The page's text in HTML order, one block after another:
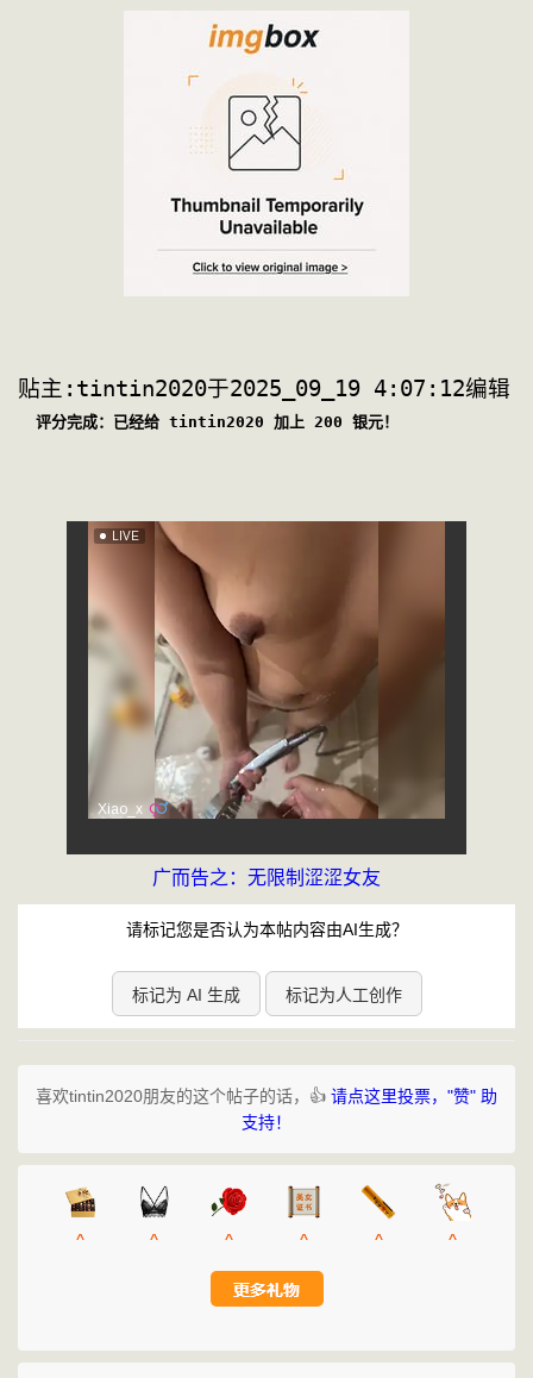
贴主:tintin2020于2025_09_19 4:07:12编辑
评分完成：已经给 tintin2020 加上 200 银元！
广而告之：无限制涩涩女友
请标记您是否认为本帖内容由AI生成？
标记为 AI 生成 标记为人工创作
喜欢tintin2020朋友的这个帖子的话，👍 请点这里投票，"赞" 助
支持！
^ ^ ^ ^ ^ ^